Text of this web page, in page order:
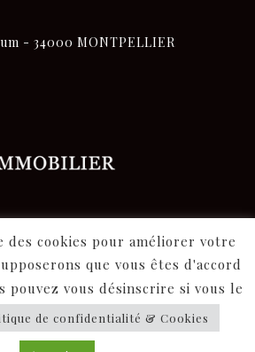
- 34000 MONTPELLIER
Immo. Fièrement propulsé par
des cookies pour améliorer votre
que vous êtes d'accord
pouvez vous désinscrire si vous le
de confidentialité & Cookies